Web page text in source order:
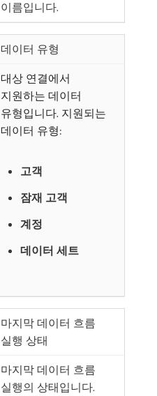
이름입니다.
데이터 유형
대상 연결에서
지원하는 데이터
유형입니다. 지원되는
데이터 유형:
고객
잠재 고객
계정
데이터 세트
마지막 데이터 흐름
실행 상태
마지막 데이터 흐름
실행의 상태입니다.